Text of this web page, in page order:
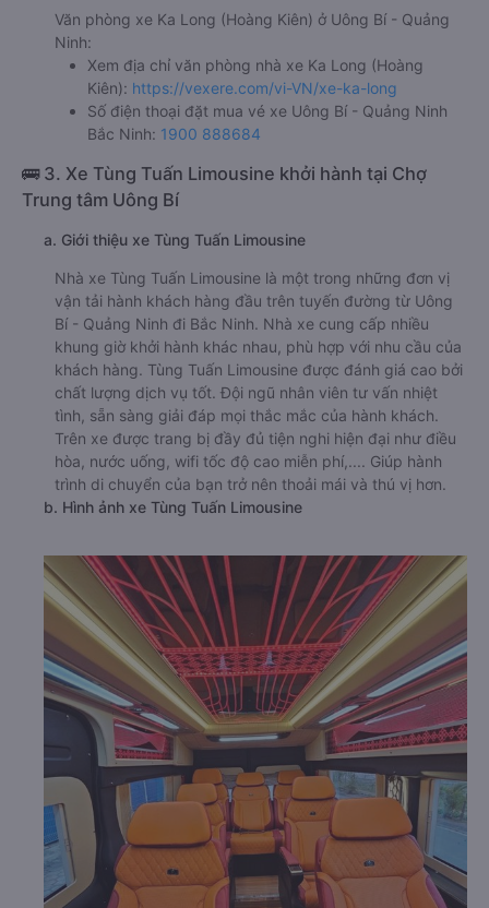
Văn phòng xe Ka Long (Hoàng Kiên) ở Uông Bí - Quảng
Ninh:
Xem địa chỉ văn phòng nhà xe Ka Long (Hoàng
Kiên): https://vexere.com/vi-VN/xe-ka-long
Số điện thoại đặt mua vé xe Uông Bí - Quảng Ninh
Bắc Ninh: 1900 888684
🚌 3. Xe Tùng Tuấn Limousine khởi hành tại Chợ
Trung tâm Uông Bí
a. Giới thiệu xe Tùng Tuấn Limousine
Nhà xe Tùng Tuấn Limousine là một trong những đơn vị
vận tải hành khách hàng đầu trên tuyến đường từ Uông
Bí - Quảng Ninh đi Bắc Ninh. Nhà xe cung cấp nhiều
khung giờ khởi hành khác nhau, phù hợp với nhu cầu của
khách hàng. Tùng Tuấn Limousine được đánh giá cao bởi
chất lượng dịch vụ tốt. Đội ngũ nhân viên tư vấn nhiệt
tình, sẵn sàng giải đáp mọi thắc mắc của hành khách.
Trên xe được trang bị đầy đủ tiện nghi hiện đại như điều
hòa, nước uống, wifi tốc độ cao miễn phí,.... Giúp hành
trình di chuyển của bạn trở nên thoải mái và thú vị hơn.
b. Hình ảnh xe Tùng Tuấn Limousine